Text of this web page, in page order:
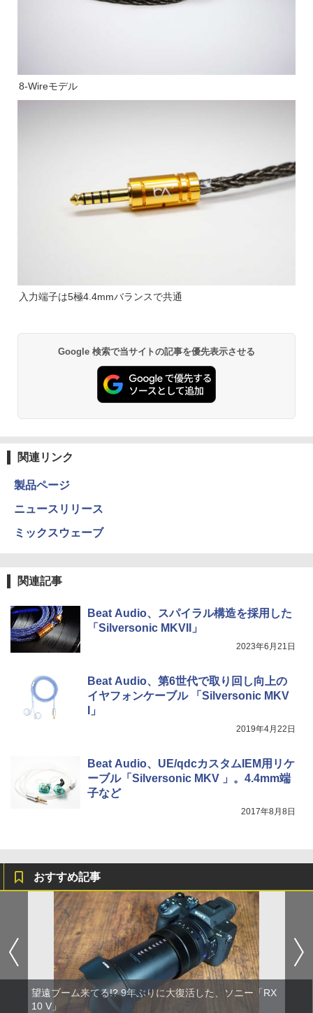
8-Wireモデル
入力端子は5極4.4mmバランスで共通
Google 検索で当サイトの記事を優先表示させる
関連リンク
製品ページ
ニュースリリース
ミックスウェーブ
関連記事
Beat Audio、スパイラル構造を採用した
「Silversonic MKVII」
2023年6月21日
Beat Audio、第6世代で取り回し向上の
イヤフォンケーブル 「Silversonic MKV
I」
2019年4月22日
Beat Audio、UE/qdcカスタムIEM用リケ
ーブル「Silversonic MKV 」。4.4mm端
子など
2017年8月8日
おすすめ記事
望遠ブーム来てる!? 9年ぶりに大復活した、ソニー「RX
10 V」